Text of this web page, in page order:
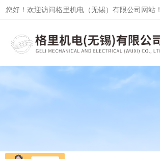
您好！欢迎访问格里机电（无锡）有限公司网站！